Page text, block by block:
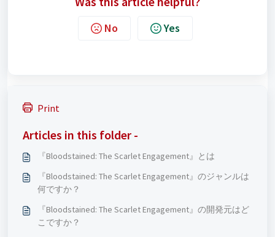
No Yes
Print
Articles in this folder -
『Bloodstained: The Scarlet Engagement』とは
『Bloodstained: The Scarlet Engagement』のジャンルは
何ですか？
『Bloodstained: The Scarlet Engagement』の開発元はど
こですか？